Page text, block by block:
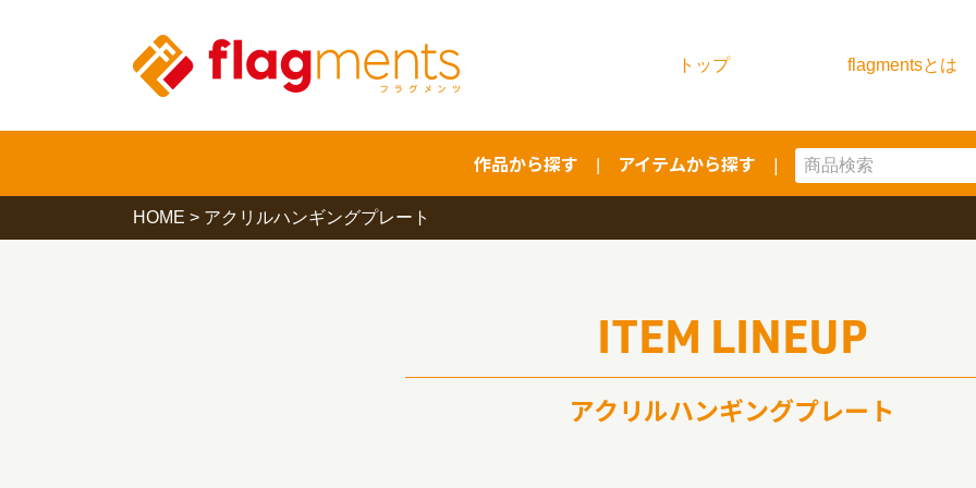
トップ flagmentsとは
作品から探す アイテムから探す
HOME > アクリルハンギングプレート
ITEM LINEUP
アクリルハンギングプレート